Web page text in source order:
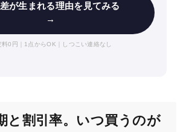
が生まれる理由を見てみる
→
料0円｜1点からOK｜しつこい連絡なし
と割引率。いつ買うのが